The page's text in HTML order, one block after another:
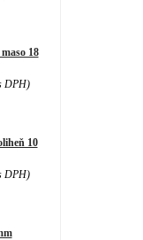
18
DPH)
10
DPH)